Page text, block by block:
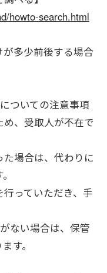
howto-search.html
が多少前後する場合
ついての注意事項
め、受取人が不在で
た場合は、代わりに
っていただき、手
ない場合は、保管
す。